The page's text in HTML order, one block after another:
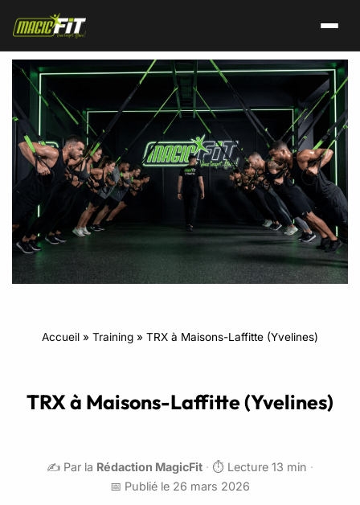
Accueil » Training » TRX à Maisons-Laffitte (Yvelines)
TRX à Maisons-Laffitte (Yvelines)
✍️ Par la Rédaction MagicFit · ⏱️ Lecture 13 min ·
📅 Publié le 26 mars 2026